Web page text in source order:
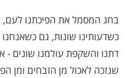
בחג המסמל את הפיכתנו לעם,
כשדעותינו שונות, גם כשאנחנו
דתנו והשקפת עולמנו שונים -
שנזכה לאכול מן הזבחים ומן